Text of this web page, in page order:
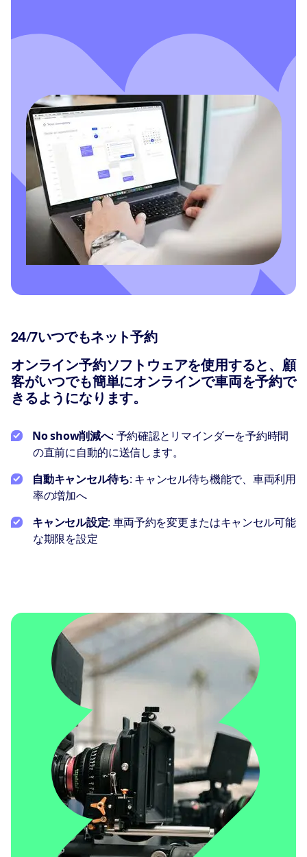
24/7いつでもネット予約
オンライン予約ソフトウェアを使用すると、顧
客がいつでも簡単にオンラインで車両を予約で
きるようになります。
No show削減へ: 予約確認とリマインダーを予約時間
の直前に自動的に送信します。
自動キャンセル待ち: キャンセル待ち機能で、車両利用
率の増加へ
キャンセル設定: 車両予約を変更またはキャンセル可能
な期限を設定